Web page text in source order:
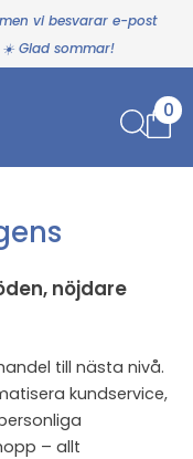
vi besvarar e-post
Glad sommar!
0
nöjdare
till nästa nivå.
kundservice,
– allt